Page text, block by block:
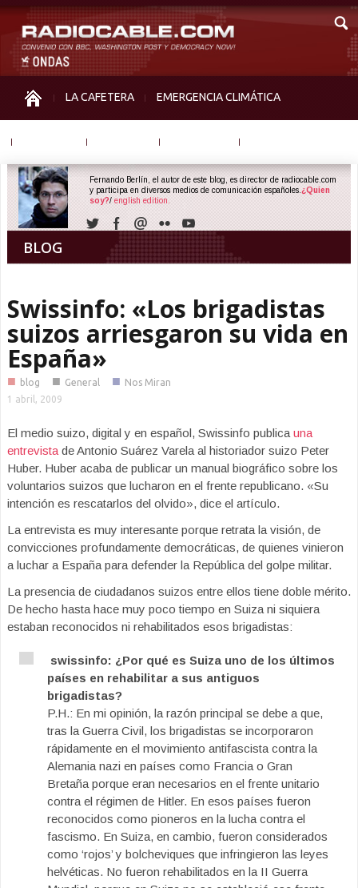
LA CAFETERA EMERGENCIA CLIMÁTICA
BLOG
Fernando Berlín, el autor de este blog, es director de radiocable.com
y participa en diversos medios de comunicación españoles. ¿Quien
soy?/ english edition.
Swissinfo: «Los brigadistas
suizos arriesgaron su vida en
España»
■ blog ■ General ■ Nos Miran
1 abril, 2009
El medio suizo, digital y en español, Swissinfo publica una
entrevista de Antonio Suárez Varela al historiador suizo Peter
Huber. Huber acaba de publicar un manual biográfico sobre los
voluntarios suizos que lucharon en el frente republicano. «Su
intención es rescatarlos del olvido», dice el artículo.
La entrevista es muy interesante porque retrata la visión, de
convicciones profundamente democráticas, de quienes vinieron
a luchar a España para defender la República del golpe militar.
La presencia de ciudadanos suizos entre ellos tiene doble mérito.
De hecho hasta hace muy poco tiempo en Suiza ni siquiera
estaban reconocidos ni rehabilitados esos brigadistas:
swissinfo: ¿Por qué es Suiza uno de los últimos
países en rehabilitar a sus antiguos
brigadistas?
P.H.: En mi opinión, la razón principal se debe a que,
tras la Guerra Civil, los brigadistas se incorporaron
rápidamente en el movimiento antifascista contra la
Alemania nazi en países como Francia o Gran
Bretaña porque eran necesarios en el frente unitario
contra el régimen de Hitler. En esos países fueron
reconocidos como pioneros en la lucha contra el
fascismo. En Suiza, en cambio, fueron considerados
como ‘rojos’ y bolcheviques que infringieron las leyes
helvéticas. No fueron rehabilitados en la II Guerra